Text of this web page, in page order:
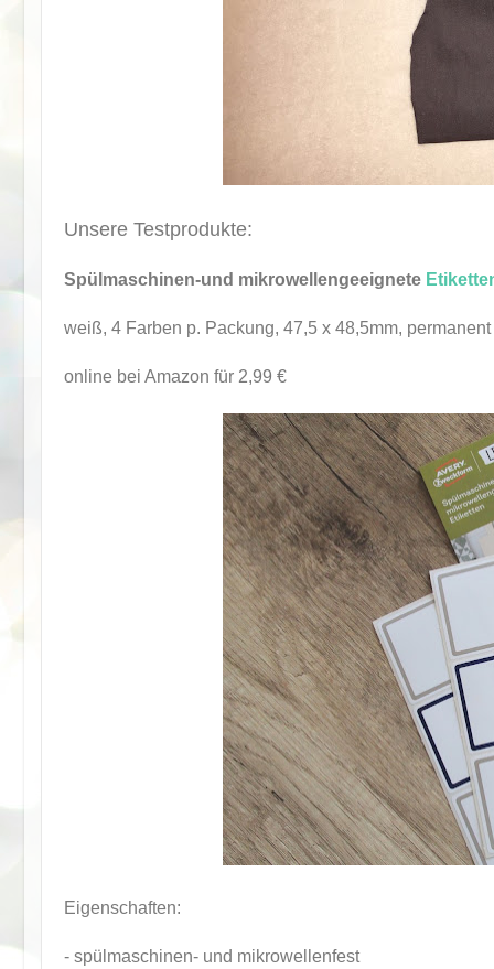
Unsere Testprodukte:
Spülmaschinen-und mikrowellengeeignete
weiß, 4 Farben p. Packung, 47,5 x 48,5mm, permanent
online bei Amazon für 2,99 €
Eigenschaften:
- spülmaschinen- und mikrowellenfest